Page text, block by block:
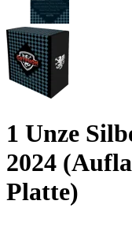
1 Unze
2024
Platte)